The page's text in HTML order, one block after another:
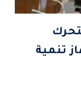
تنمية